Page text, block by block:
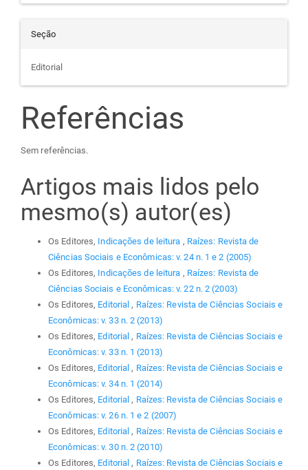
Seção
Editorial
Referências
Sem referências.
Artigos mais lidos pelo
mesmo(s) autor(es)
Os Editores, Indicações de leitura , Raízes: Revista de
Ciências Sociais e Econômicas: v. 24 n. 1 e 2 (2005)
Os Editores, Indicações de leitura , Raízes: Revista de
Ciências Sociais e Econômicas: v. 22 n. 2 (2003)
Os Editores, Editorial , Raízes: Revista de Ciências Sociais e
Econômicas: v. 33 n. 2 (2013)
Os Editores, Editorial , Raízes: Revista de Ciências Sociais e
Econômicas: v. 33 n. 1 (2013)
Os Editores, Editorial , Raízes: Revista de Ciências Sociais e
Econômicas: v. 34 n. 1 (2014)
Os Editores, Editorial , Raízes: Revista de Ciências Sociais e
Econômicas: v. 26 n. 1 e 2 (2007)
Os Editores, Editorial , Raízes: Revista de Ciências Sociais e
Econômicas: v. 30 n. 2 (2010)
Os Editores, Editorial , Raízes: Revista de Ciências Sociais e